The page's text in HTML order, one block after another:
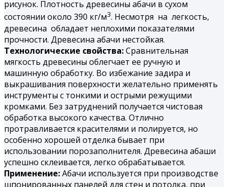
рисунок. Плотность древесины абачи в сухом
состоянии около 390 кг/м3. Несмотря на легкость,
древесина обладает неплохими показателями
прочности. Древесина абачи нестойкая.
Технологические свойства:Сравнительная
мягкость древесины облегчает ее ручную и
машинную обработку. Во избежание задира и
выкрашивания поверхности желательно применять
инструменты с тонкими и острыми режущими
кромками. Без затруднений получается чистовая
обработка высокого качества. Отлично
протравливается красителями и полируется, но
особенно хорошей отделка бывает при
использовании порозаполнителя. Древесина абаши
успешно склеивается, легко обрабатывается.
Применение:Абачи используется при производстве
шпонированных панелей для стен и потолка, при